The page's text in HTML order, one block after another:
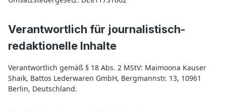
Verantwortlich für journalistisch-
redaktionelle Inhalte
Verantwortlich gemäß § 18 Abs. 2 MStV: Maimoona Kauser
Shaik, Battos Lederwaren GmbH, Bergmannstr. 13, 10961
Berlin, Deutschland.